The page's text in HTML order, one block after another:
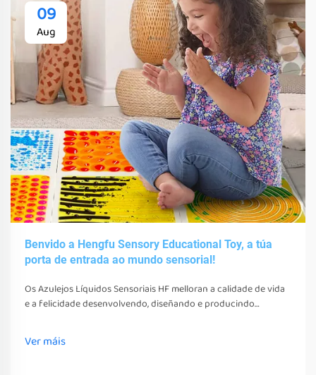
09
Aug
Benvido a Hengfu Sensory Educational Toy, a túa
porta de entrada ao mundo sensorial!
Os Azulejos Líquidos Sensoriais HF melloran a calidade de vida
e a felicidade desenvolvendo, diseñando e producindo
xoguetes, ferramentas e equipos non só estimulan os seus
sentidos
Ver máis